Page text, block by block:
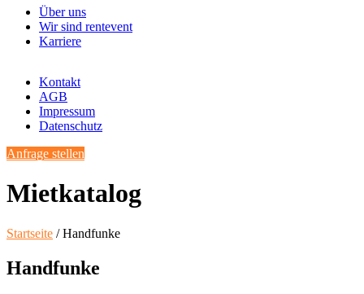
Über uns
Wir sind rentevent
Karriere
Kontakt
AGB
Impressum
Datenschutz
Anfrage stellen
Mietkatalog
Startseite / Handfunke
Handfunke